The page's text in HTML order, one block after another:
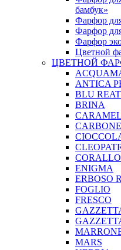
бамбук»
Фарфор
Фарфор
Фарфор
Цветной
ЦВЕТНОЙ
ANTICA
BLU
BRINA
CARBONE
CORALLO
ENIGMA
ERBOSO
FOGLIO
FRESCO
MARS